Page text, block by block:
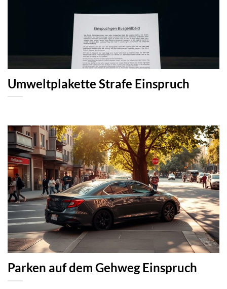
Umweltplakette Strafe Einspruch
Parken auf dem Gehweg Einspruch